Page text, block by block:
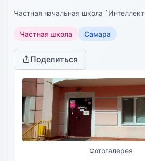
Частная начальная школа
Частная школа Самара
Поделиться
Фотогалерея